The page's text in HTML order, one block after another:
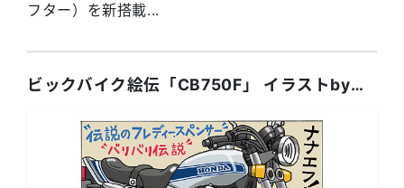
フター）を新搭載...
ビックバイク絵伝「CB750F」 イラストby藤原かんいち